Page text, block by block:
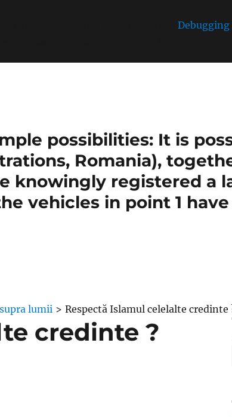
Debugging
possibilities: It is
Romania),
knowingly registered a
vehicles in point 1
lumii > Respectă Islamul celelalte credinte
credinte ?